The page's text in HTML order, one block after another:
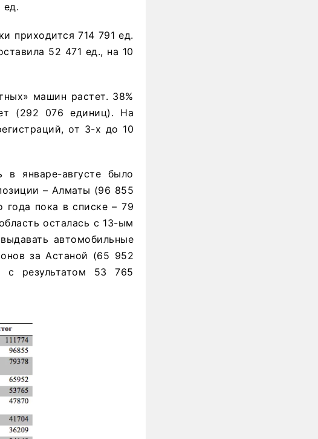
ед.
приходится 714 791 ед.
52 471 ед., на 10
машин растет. 38%
(292 076 единиц). На
от 3-х до 10
в январе-августе было
– Алматы (96 855
года пока в списке – 79
осталась с 13-ым
автомобильные
за Астаной (65 952
с результатом 53 765